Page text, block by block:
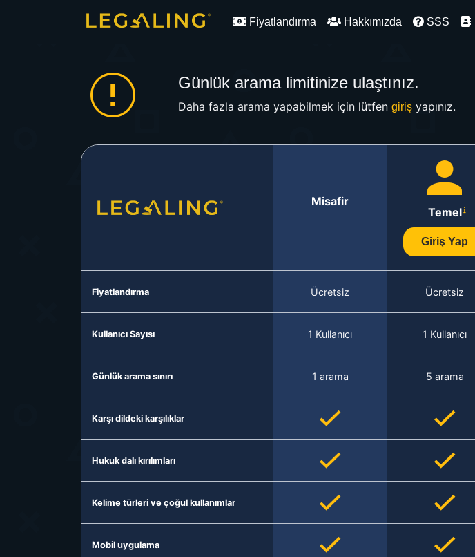
Fiyatlandırma Hakkımızda SSS
Günlük arama limitinize ulaştınız.
Daha fazla arama yapabilmek için lütfen girişyapınız.
Misafir
Temel
Giriş Yap
Fiyatlandırma Ücretsiz Ücretsiz
Kullanıcı Sayısı 1 Kullanıcı 1 Kullanıcı
Günlük arama sınırı 1 arama 5 arama
Karşı dildeki karşılıklar
Hukuk dalı kırılımları
Kelime türleri ve çoğul kullanımlar
Mobil uygulama